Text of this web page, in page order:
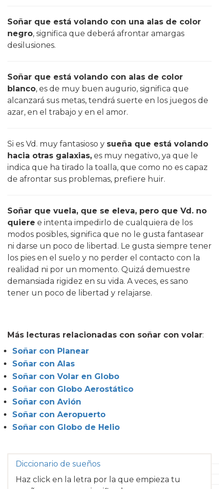
Soñar que está volando con una alas de color
negro, significa que deberá afrontar amargas
desilusiones.
Soñar que está volando con alas de color
blanco, es de muy buen augurio, significa que
alcanzará sus metas, tendrá suerte en los juegos de
azar, en el trabajo y en el amor.
Si es Vd. muy fantasioso y sueña que está volando
hacia otras galaxias, es muy negativo, ya que le
indica que ha tirado la toalla, que como no es capaz
de afrontar sus problemas, prefiere huir.
Soñar que vuela, que se eleva, pero que Vd. no
quiere e intenta impedirlo de cualquiera de los
modos posibles, significa que no le gusta fantasear
ni darse un poco de libertad. Le gusta siempre tener
los pies en el suelo y no perder el contacto con la
realidad ni por un momento. Quizá demuestre
demansiada rigidez en su vida. A veces, es sano
tener un poco de libertad y relajarse.
Más lecturas relacionadas con soñar con volar:
Soñar con Planear
Soñar con Alas
Soñar con Volar en Globo
Soñar con Globo Aerostático
Soñar con Avión
Soñar con Aeropuerto
Soñar con Globo de Helio
Diccionario de sueños
Haz click en la letra por la que empieza tu